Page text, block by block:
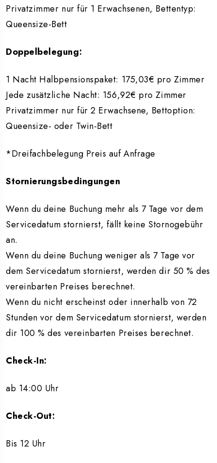
Privatzimmer nur für 1 Erwachsenen, Bettentyp:
Queensize-Bett
Doppelbelegung:
1 Nacht Halbpensionspaket: 175,03€ pro Zimmer
Jede zusätzliche Nacht: 156,92€ pro Zimmer
Privatzimmer nur für 2 Erwachsene, Bettoption:
Queensize- oder Twin-Bett
*Dreifachbelegung Preis auf Anfrage
Stornierungsbedingungen
Wenn du deine Buchung mehr als 7 Tage vor dem
Servicedatum stornierst, fällt keine Stornogebühr
an.
Wenn du deine Buchung weniger als 7 Tage vor
dem Servicedatum stornierst, werden dir 50 % des
vereinbarten Preises berechnet.
Wenn du nicht erscheinst oder innerhalb von 72
Stunden vor dem Servicedatum stornierst, werden
dir 100 % des vereinbarten Preises berechnet.
Check-In:
ab 14:00 Uhr
Check-Out:
Bis 12 Uhr